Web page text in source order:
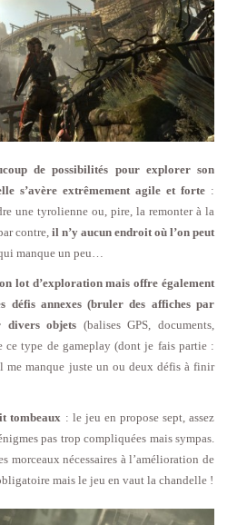
de possibilités pour explorer son
s’avère extrêmement agile et forte :
une tyrolienne ou, pire, la remonter à la
contre, il n’y aucun endroit où l’on peut
manque un peu…
lot d’exploration mais offre également
défis annexes (bruler des affiches par
divers objets (balises GPS, documents,
ce type de gameplay (dont je fais partie :
me manque juste un ou deux défis à finir
tombeaux : le jeu en propose sept, assez
pas trop compliquées mais sympas.
morceaux nécessaires à l’amélioration de
mais le jeu en vaut la chandelle !